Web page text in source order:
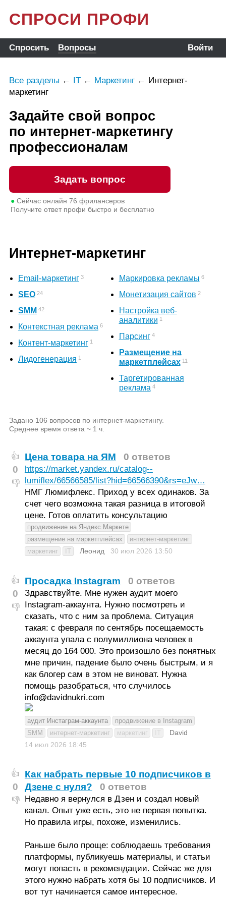
СПРОСИ ПРОФИ
Спросить Вопросы Войти
Все разделы ← IT← Маркетинг← Интернет-
маркетинг
Задайте свой вопрос
по интернет-маркетингу
профессионалам
Задать вопрос
●Сейчас онлайн 76 фрилансеров
Получите ответ профи быстро и бесплатно
Интернет-маркетинг
Email-маркетинг 3
SEO 24
SMM 42
Контекстная реклама 6
Контент-маркетинг 1
Лидогенерация 1
Маркировка рекламы 6
Монетизация сайтов 2
Настройка веб-
аналитики 1
Парсинг 4
Размещение на
маркетплейсах 11
Таргетированная
реклама 4
Задано 106 вопросов по интернет-маркетингу.
Среднее время ответа ~ 1 ч.
👍
0
👎
Цена товара на ЯМ 0 ответов
https://market.yandex.ru/catalog--
lumiflex/66566585/list?hid=66566390&rs=eJw…
НМГ Люмифлекс. Приход у всех одинаков. За
счет чего возможна такая разница в итоговой
цене. Готов оплатить консультацию
продвижение на Яндекс.Маркете
размещение на маркетплейсах
интернет-маркетинг
маркетинг
IT Леонид 30 июл 2026 13:50
👍
0
👎
Просадка Instagram 0 ответов
Здравствуйте. Мне нужен аудит моего
Instagram-аккаунта. Нужно посмотреть и
сказать, что с ним за проблема. Ситуация
такая: с февраля по сентябрь посещаемость
аккаунта упала с полумиллиона человек в
месяц до 164 000. Это произошло без понятных
мне причин, падение было очень быстрым, и я
как блогер сам в этом не виноват. Нужна
помощь разобраться, что случилось
info@davidnukri.com
аудит Инстаграм-аккаунта
продвижение в Instagram
SMM
интернет-маркетинг маркетинг
David
14 июл 2026 18:45
👍
0
👎
Как набрать первые 10 подписчиков в
Дзене с нуля?
0 ответов
Недавно я вернулся в Дзен и создал новый
канал. Опыт уже есть, это не первая попытка.
Но правила игры, похоже, изменились.
Раньше было проще: соблюдаешь требования
платформы, публикуешь материалы, и статьи
могут попасть в рекомендации. Сейчас же для
этого нужно набрать хотя бы 10 подписчиков. И
вот тут начинается самое интересное.